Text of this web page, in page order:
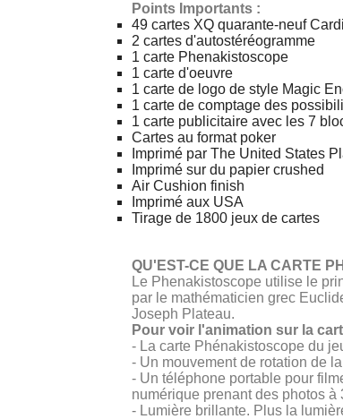
Points Importants :
49 cartes XQ quarante-neuf
2 cartes d'autostéréogramme
1 carte Phenakistoscope
1 carte d'oeuvre
1 carte de logo de style Magic
1 carte de comptage des
1 carte publicitaire avec les 7
Cartes au format poker
Imprimé par The United States
Imprimé sur du papier crushed
Air Cushion finish
Imprimé aux USA
Tirage de 1800 jeux de cartes
QU'EST-CE QUE LA CARTE
Le Phenakistoscope utilise le
par le mathématicien grec
Joseph Plateau.
Pour voir l'animation sur la
- La carte Phénakistoscope du
- Un mouvement de rotation de
- Un téléphone portable pour
numérique prenant des photos
- Lumière brillante. Plus la